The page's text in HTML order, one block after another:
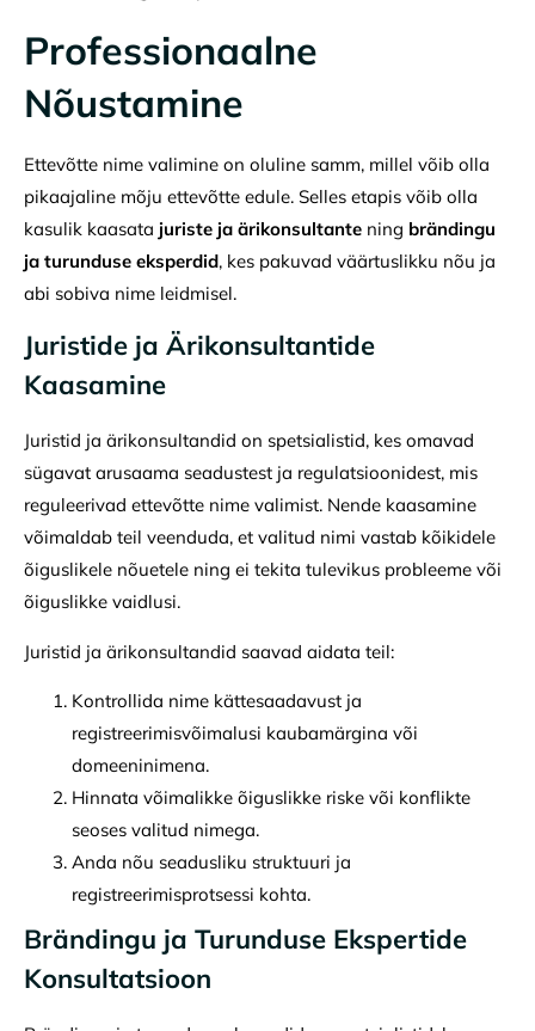
Professionaalne
Nõustamine
Ettevõtte nime valimine on oluline samm, millel võib olla
pikaajaline mõju ettevõtte edule. Selles etapis võib olla
kasulik kaasata juriste ja ärikonsultante ning brändingu
ja turunduse eksperdid, kes pakuvad väärtuslikku nõu ja
abi sobiva nime leidmisel.
Juristide ja Ärikonsultantide
Kaasamine
Juristid ja ärikonsultandid on spetsialistid, kes omavad
sügavat arusaama seadustest ja regulatsioonidest, mis
reguleerivad ettevõtte nime valimist. Nende kaasamine
võimaldab teil veenduda, et valitud nimi vastab kõikidele
õiguslikele nõuetele ning ei tekita tulevikus probleeme või
õiguslikke vaidlusi.
Juristid ja ärikonsultandid saavad aidata teil:
Kontrollida nime kättesaadavust ja
registreerimisvõimalusi kaubamärgina või
domeeninimena.
Hinnata võimalikke õiguslikke riske või konflikte
seoses valitud nimega.
Anda nõu seadusliku struktuuri ja
registreerimisprotsessi kohta.
Brändingu ja Turunduse Ekspertide
Konsultatsioon